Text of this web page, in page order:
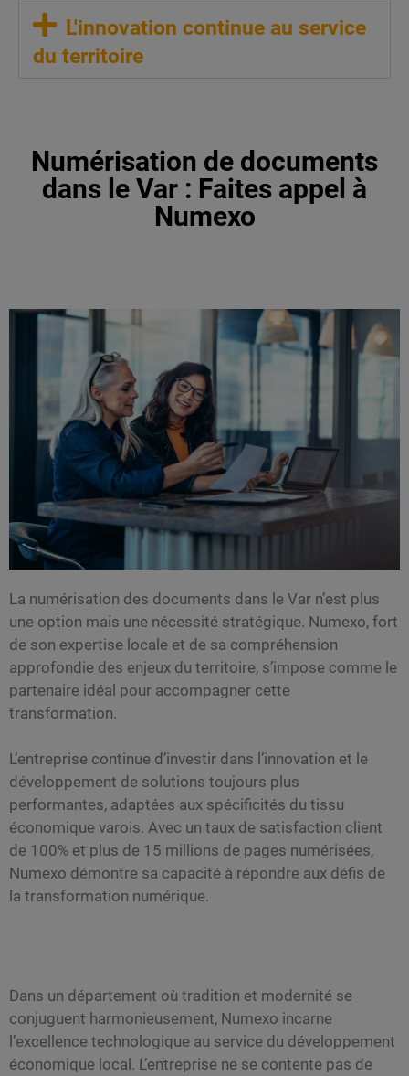
L'innovation continue au service
du territoire
Numérisation de documents
dans le Var : Faites appel à
Numexo
La numérisation des documents dans le Var n’est plus
une option mais une nécessité stratégique. Numexo, fort
de son expertise locale et de sa compréhension
approfondie des enjeux du territoire, s’impose comme le
partenaire idéal pour accompagner cette
transformation.
L’entreprise continue d’investir dans l’innovation et le
développement de solutions toujours plus
performantes, adaptées aux spécificités du tissu
économique varois. Avec un taux de satisfaction client
de 100% et plus de 15 millions de pages numérisées,
Numexo démontre sa capacité à répondre aux défis de
la transformation numérique.
Dans un département où tradition et modernité se
conjuguent harmonieusement, Numexo incarne
l’excellence technologique au service du développement
économique local. L’entreprise ne se contente pas de